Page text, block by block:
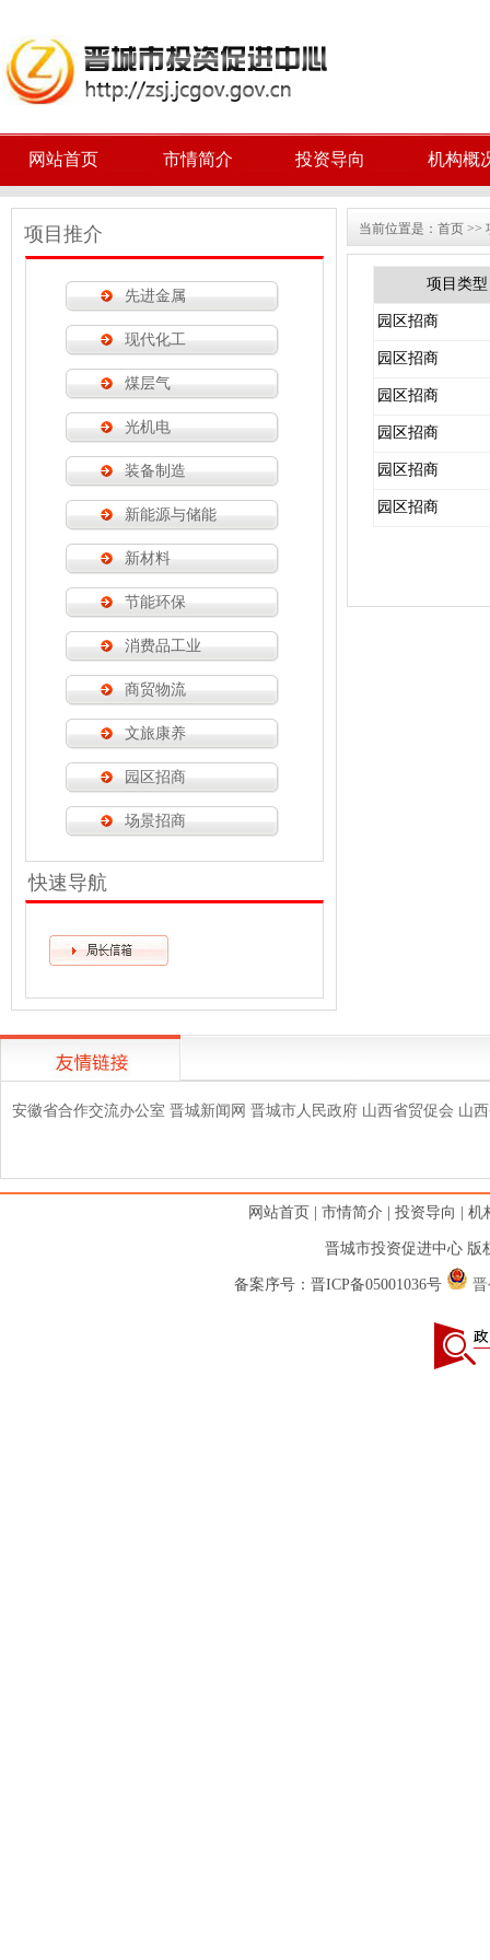
网站首页 市情简介 投资导向 机构概
项目推介
先进金属
现代化工
煤层气
光机电
装备制造
新能源与储能
新材料
节能环保
消费品工业
商贸物流
文旅康养
园区招商
场景招商
快速导航
当前位置是： 首页 >>
项目类型
园区招商
园区招商
园区招商
园区招商
园区招商
园区招商
安徽省合作交流办公室 晋城新闻网 晋城市人民政府 山西省贸促会 山
网站首页 |市情简介 |投资导向 |机
晋城市投资促进中心 版
备案序号： 晋ICP备05001036号 晋